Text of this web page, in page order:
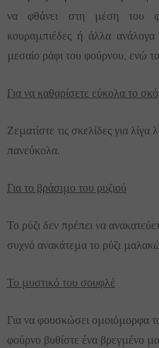
να φθάνει στη μέση του
κουραμπιέδες ή άλλα ανάλογα
μεσαίο ράφι του φούρνου, ενώ
Για να καθαρίσετε εύκολα το
Ζεματίστε τις σκελίδες για λίγα
πανεύκολα.
Για το βράσιμο του ρυζιού
Το ρύζι δεν πρέπει να
συχνό ανακάτεμα το ρύζι
Το μυστικό του σουφλέ
Για να φουσκώσει ομοιόμορφα
φούρνο βυθίστε ένα βρεγμένο